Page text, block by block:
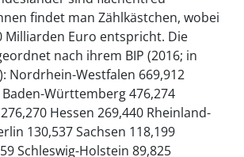
findet man Zählkästchen, wobei
Milliarden Euro entspricht. Die
nach ihrem BIP (2016; in
Nordrhein-Westfalen 669,912
Baden-Württemberg 476,274
Hessen 269,440 Rheinland-
130,537 Sachsen 118,199
Schleswig-Holstein 89,825